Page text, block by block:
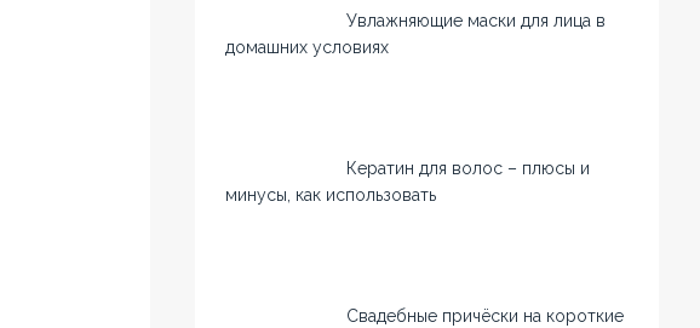
Увлажняющие маски для лица в
домашних условиях
Кератин для волос – плюсы и
минусы, как использовать
Свадебные причёски на короткие